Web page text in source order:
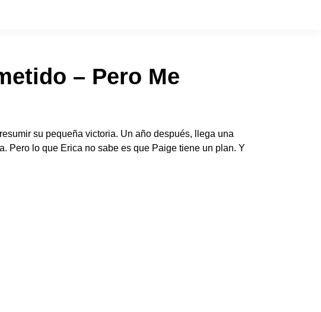
– Pero Me
su pequeña victoria. Un año después, llega una
Pero lo que Erica no sabe es que Paige tiene un plan. Y